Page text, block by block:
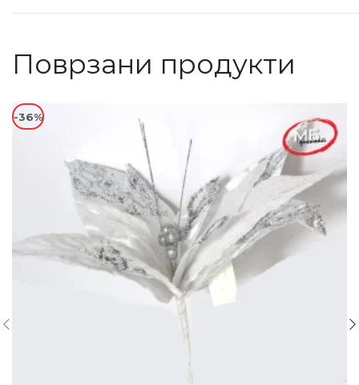
Поврзани продукти
-36%